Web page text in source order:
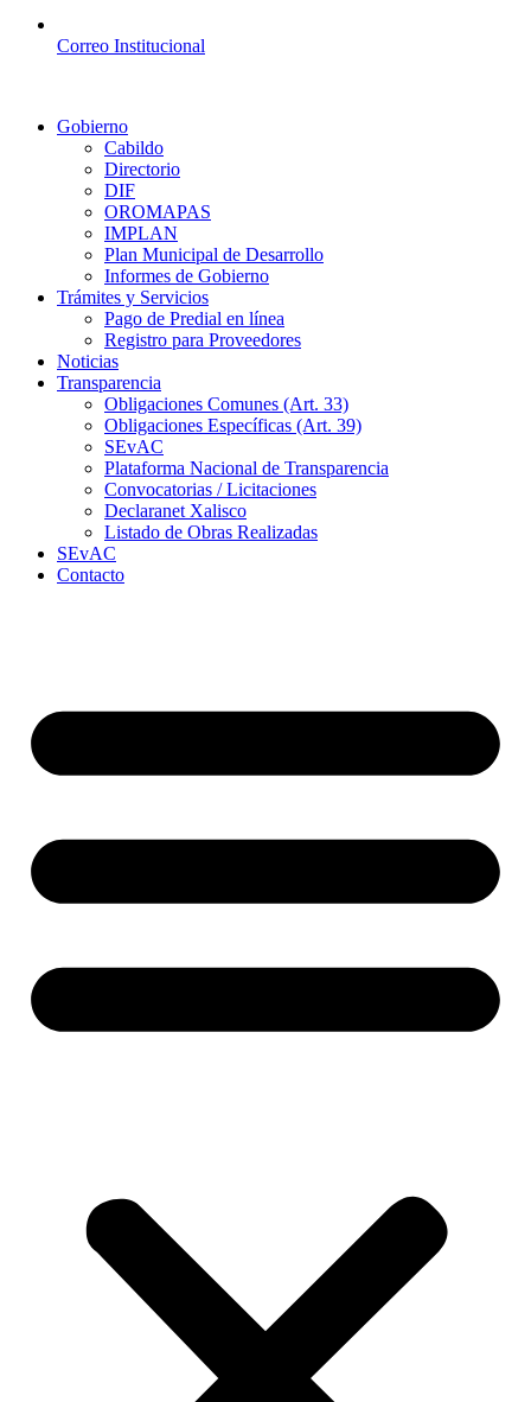
Correo Institucional
Gobierno
Cabildo
Directorio
DIF
OROMAPAS
IMPLAN
Plan Municipal de Desarrollo
Informes de Gobierno
Trámites y Servicios
Pago de Predial en línea
Registro para Proveedores
Noticias
Transparencia
Obligaciones Comunes (Art. 33)
Obligaciones Específicas (Art. 39)
SEvAC
Plataforma Nacional de Transparencia
Convocatorias / Licitaciones
Declaranet Xalisco
Listado de Obras Realizadas
SEvAC
Contacto